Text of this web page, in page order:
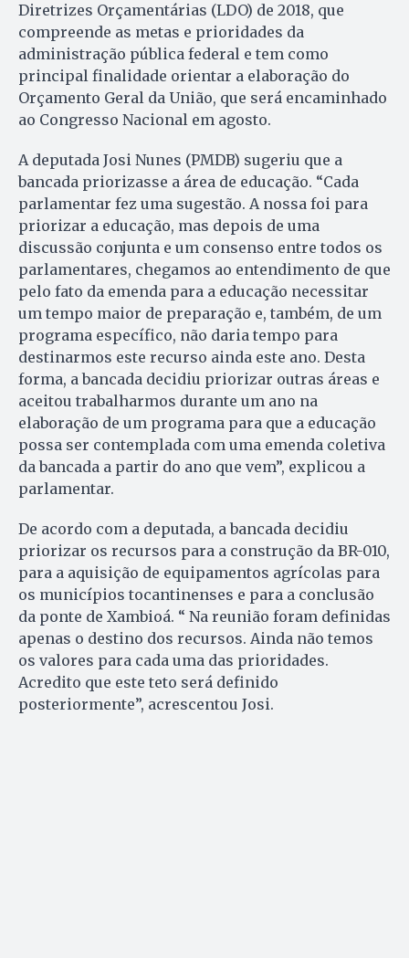
Diretrizes Orçamentárias (LDO) de 2018, que
compreende as metas e prioridades da
administração pública federal e tem como
principal finalidade orientar a elaboração do
Orçamento Geral da União, que será encaminhado
ao Congresso Nacional em agosto.
A deputada Josi Nunes (PMDB) sugeriu que a
bancada priorizasse a área de educação. “Cada
parlamentar fez uma sugestão. A nossa foi para
priorizar a educação, mas depois de uma
discussão conjunta e um consenso entre todos os
parlamentares, chegamos ao entendimento de que
pelo fato da emenda para a educação necessitar
um tempo maior de preparação e, também, de um
programa específico, não daria tempo para
destinarmos este recurso ainda este ano. Desta
forma, a bancada decidiu priorizar outras áreas e
aceitou trabalharmos durante um ano na
elaboração de um programa para que a educação
possa ser contemplada com uma emenda coletiva
da bancada a partir do ano que vem”, explicou a
parlamentar.
De acordo com a deputada, a bancada decidiu
priorizar os recursos para a construção da BR-010,
para a aquisição de equipamentos agrícolas para
os municípios tocantinenses e para a conclusão
da ponte de Xambioá. “ Na reunião foram definidas
apenas o destino dos recursos. Ainda não temos
os valores para cada uma das prioridades.
Acredito que este teto será definido
posteriormente”, acrescentou Josi.